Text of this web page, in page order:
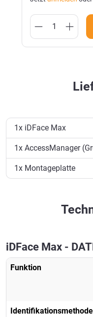
1x iDFace Max
1x AccessManager
1x Montageplatte
iDFace Max -
Funktion